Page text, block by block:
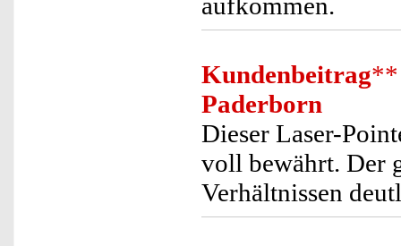
Kundenbeitrag**
Paderborn
Dieser Laser-
voll bewährt. Der
Verhältnissen